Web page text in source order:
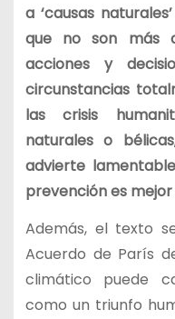
a ‘causas
que no son más
acciones y
circunstancias
las crisis
naturales o
advierte
prevención es mejor
Además, el texto
Acuerdo de París
climático puede
como un triunfo